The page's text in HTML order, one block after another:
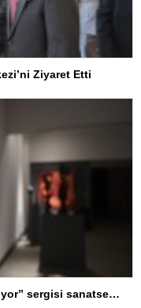
Ziyaret Etti
Kuşadası’nda “Dünya Hâlâ Çiçek Açıyor” sergisi sanatseverlerle buluşuyor